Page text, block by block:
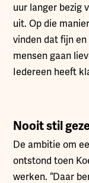
uur langer bezig
uit. Op die
vinden dat fijn
mensen gaan
Iedereen heeft
Nooit stil
De ambitie om
ontstond toen
werken. “Daar